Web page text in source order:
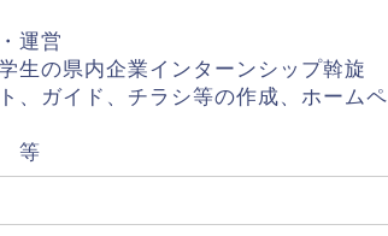
運営
生の県内企業インターンシップ斡旋
、ガイド、チラシ等の作成、ホームペ
等